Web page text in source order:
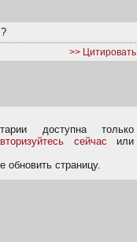
>> Цитировать
доступна только
сейчас или
обновить страницу.